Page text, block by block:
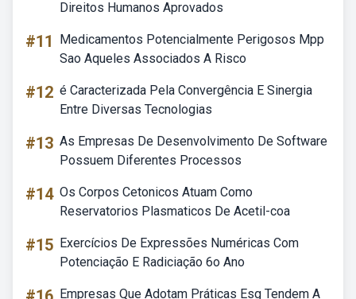
Direitos Humanos Aprovados
#11
Medicamentos Potencialmente Perigosos Mpp
Sao Aqueles Associados A Risco
#12 é Caracterizada Pela Convergência E Sinergia
Entre Diversas Tecnologias
#13 As Empresas De Desenvolvimento De Software
Possuem Diferentes Processos
#14 Os Corpos Cetonicos Atuam Como
Reservatorios Plasmaticos De Acetil-coa
#15 Exercícios De Expressões Numéricas Com
Potenciação E Radiciação 6o Ano
Empresas Que Adotam Práticas Esg Tendem A